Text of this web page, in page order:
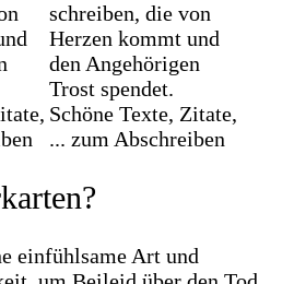
einfühlsame Art und